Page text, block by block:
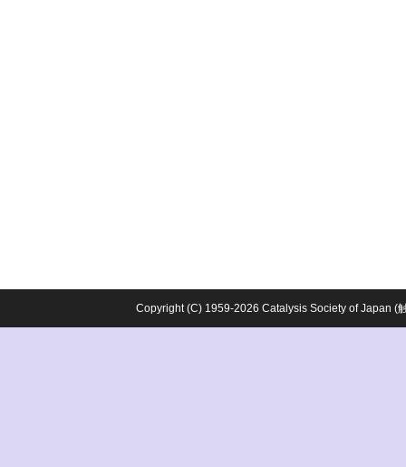
Copyright (C) 1959-2026 Catalysis Society of Japan (